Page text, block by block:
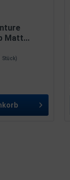
Matt...
Stück)